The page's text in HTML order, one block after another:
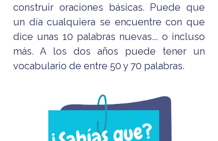
construir oraciones básicas. Puede que
un día cualquiera se encuentre con que
dice unas 10 palabras nuevas... o incluso
más. A los dos años puede tener un
vocabulario de entre 50 y 70 palabras.